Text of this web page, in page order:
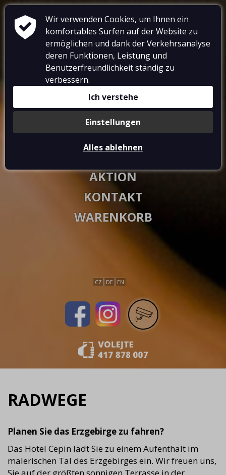
RESTAURANT
UNTERKUNFT
GALERIE
VOUCHERS
AKTIVITÄTEN
AKTION
KONTAKT
WARENKORB
CZ DE EN
RADWEGE
Planen Sie das Erzgebirge zu fahren?
Das Hotel Cepin lädt Sie zu einem Aufenthalt im
malerischen Tal des Erzgebirges ein. Wir freuen uns,
Wir verwenden Cookies, um Ihnen ein
komfortables Surfen auf der Website zu
ermöglichen und dank der Verkehrsanalyse
deren Funktionen, Leistung und
Benutzerfreundlichkeit ständig zu
verbessern.
Ich verstehe
Einstellungen
Alles ablehnen